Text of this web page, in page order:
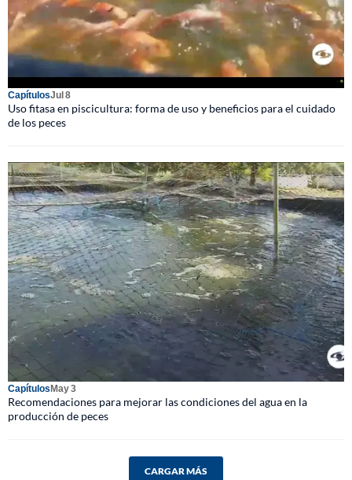
CapítulosJul 8
Uso fitasa en piscicultura: forma de uso y beneficios para el cuidado
de los peces
CapítulosMay 3
Recomendaciones para mejorar las condiciones del agua en la
producción de peces
CARGAR MÁS